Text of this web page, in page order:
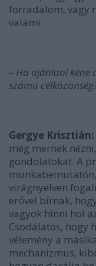
forradalom, vagy
valami.
– Ha ajánlani kéne
számú
Gergye Krisztián:
még mernek
gondolatokat. A
virágnyelven
erővel bírnak,
vagyok hinni hol
Csodálatos, hogy
vélemény a
mechanizmus,